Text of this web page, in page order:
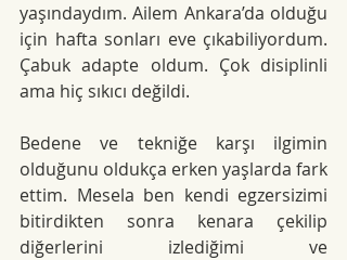
yaşındaydım. Ailem Ankara’da olduğu
için hafta sonları eve çıkabiliyordum.
Çabuk adapte oldum. Çok disiplinli
ama hiç sıkıcı değildi.
Bedene ve tekniğe karşı ilgimin
olduğunu oldukça erken yaşlarda fark
ettim. Mesela ben kendi egzersizimi
bitirdikten sonra kenara çekilip
diğerlerini izlediğimi ve